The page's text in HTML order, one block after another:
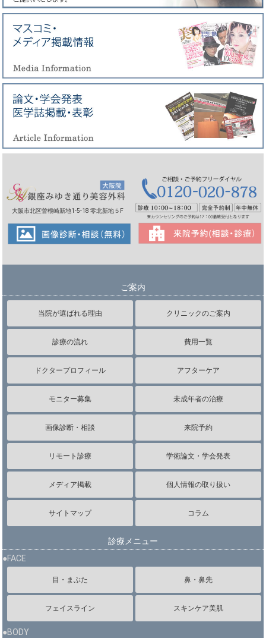
大阪市北区曽根崎新地1-5-18 零北新地５F
ご案内
当院が選ばれる理由 クリニックのご案内
診療の流れ 費用一覧
ドクタープロフィール アフターケア
モニター募集 未成年者の治療
画像診断・相談 来院予約
リモート診療 学術論文・学会発表
メディア掲載 個人情報の取り扱い
サイトマップ コラム
診療メニュー
●FACE
目・まぶた 鼻・鼻先
フェイスライン スキンケア美肌
●BODY